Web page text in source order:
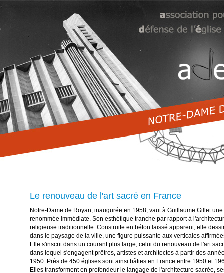
Le renouveau de l'art sacré en France
Notre-Dame de Royan, inaugurée en 1958, vaut à Guillaume Gillet une
renommée immédiate. Son esthétique tranche par rapport à
religieuse traditionnelle. Construite en béton laissé apparent, elle
dans le paysage de la ville, une figure puissante aux verticales
Elle s'inscrit dans un courant plus large, celui du renouveau de l'art
dans lequel s'engagent prêtres, artistes et architectes à partir des
1950. Près de 450 églises sont ainsi bâties en France entre 1950 et
Elles transforment en profondeur le langage de l'architecture sacrée,